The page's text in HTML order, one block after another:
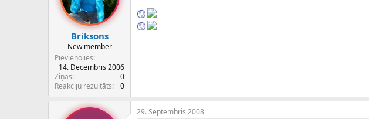
Briksons
New member
Pievienojies
14. Decembris 2006
Ziņas
0
Reakciju rezultāts
0
29. Septembris 2008